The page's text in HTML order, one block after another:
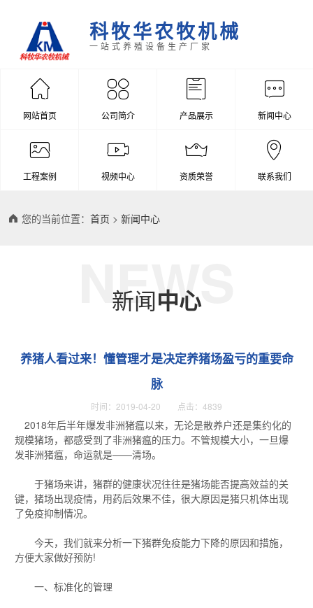
科牧华农牧机械
一站式养殖设备生产厂家
网站首页 公司简介 产品展示 新闻中心
工程案例 视频中心 资质荣誉 联系我们
您的当前位置：首页 >新闻中心
新闻中心
NEWS
养猪人看过来！懂管理才是决定养猪场盈亏的重要命
脉
时间：2019-04-20 点击：4839
2018年后半年爆发非洲猪瘟以来，无论是散养户还是集约化的
规模猪场，都感受到了非洲猪瘟的压力。不管规模大小，一旦爆
发非洲猪瘟，命运就是——清场。
于猪场来讲，猪群的健康状况往往是猪场能否提高效益的关
键，猪场出现疫情，用药后效果不佳，很大原因是猪只机体出现
了免疫抑制情况。
今天，我们就来分析一下猪群免疫能力下降的原因和措施，
方便大家做好预防!
一、标准化的管理